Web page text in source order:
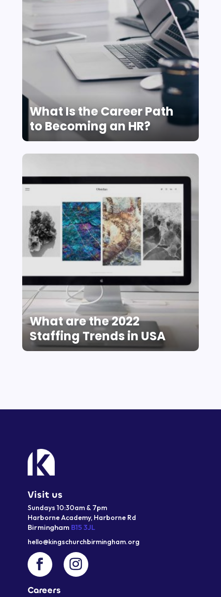
What Is the Career Path
to Becoming an HR?
What are the 2022
Staffing Trends in USA
Visit us
Sundays 10:30am & 7pm
Harborne Academy, HarborneRd
Birmingham B15 3JL
hello@kingschurchbirmingham.org
Careers